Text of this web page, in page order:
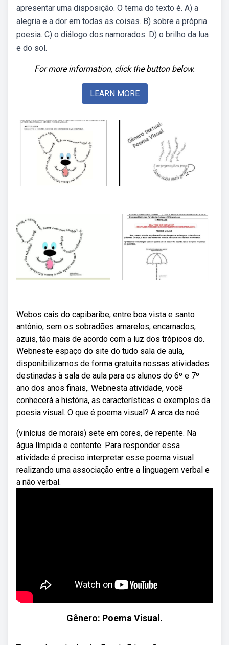
apresentar uma disposição. O tema do texto é. A) a
alegria e a dor em todas as coisas. B) sobre a própria
poesia. C) o diálogo dos namorados. D) o brilho da lua
e do sol.
For more information, click the button below.
LEARN MORE
Webos cais do capibaribe, entre boa vista e santo
antônio, sem os sobradões amarelos, encarnados,
azuis, tão mais de acordo com a luz dos trópicos do.
Webneste espaço do site do tudo sala de aula,
disponibilizamos de forma gratuita nossas atividades
destinadas à sala de aula para os alunos do 6º e 7º
ano dos anos finais,. Webnesta atividade, você
conhecerá a história, as características e exemplos da
poesia visual. O que é poema visual? A arca de noé.
(vinícius de morais) sete em cores, de repente. Na
água límpida e contente. Para responder essa
atividade é preciso interpretar esse poema visual
realizando uma associação entre a linguagem verbal e
a não verbal.
Gênero: Poema Visual.